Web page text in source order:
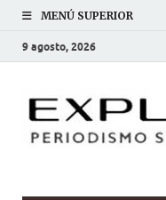
MENÚ SUPERIOR
9 agosto, 2026